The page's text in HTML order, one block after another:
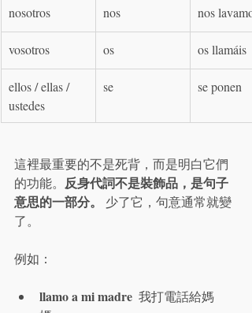
nosotros nos nos lavamos
vosotros os os llamáis
ellos / ellas /
ustedes
se se ponen
這裡最重要的不是死背，而是明白它們
的功能。 反身代詞不是裝飾品，是句子
意思的一部分。
少了它，句意通常就變
了。
例如：
llamo a mi madre
  我打電話給媽